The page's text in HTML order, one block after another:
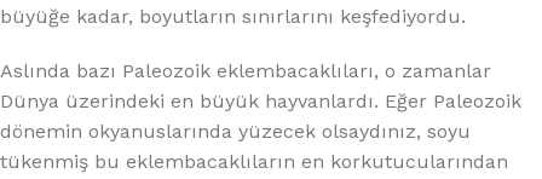
büyüğe kadar, boyutların sınırlarını keşfediyordu.
Aslında bazı Paleozoik eklembacaklıları, o zamanlar
Dünya üzerindeki en büyük hayvanlardı. Eğer Paleozoik
dönemin okyanuslarında yüzecek olsaydınız, soyu
tükenmiş bu eklembacaklıların en korkutucularından